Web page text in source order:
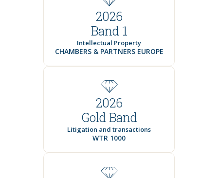
2026
Band 1
Intellectual Property
CHAMBERS & PARTNERS EUROPE
2026
Gold Band
Litigation and transactions
WTR 1000